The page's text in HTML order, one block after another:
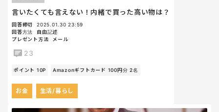
言いたくても言えない！内緒で買った高い物は？
回答締切
2025.01.30 23:59
回答方法
自由記述
プレゼント方法
メール
23
ポイント 10P Amazonギフトカード 100円分 2名
お金 生活/暮らし